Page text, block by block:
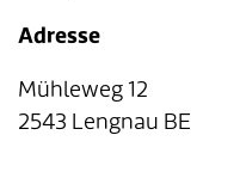
Adresse
Mühleweg 12
2543 Lengnau BE
Animaux
Transports & mobilité
Collaborateurs
Postes vacants